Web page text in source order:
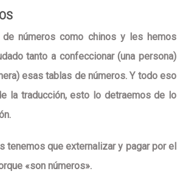
de númeroscomo chinosy les hemos
tanto a confeccionar (una persona)
esas tablas de números. Y todo eso
la traducción, esto lo detraemos de lo
tenemos que externalizar y pagar por el
«son números».